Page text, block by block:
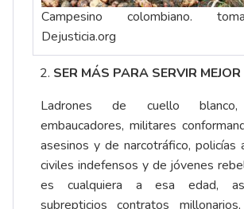
Campesino colombiano.
Dejusticia.org
SER MÁS PARA SERVIR MEJOR
Ladrones de cuello blanco,
embaucadores, militares
asesinos y de narcotráfico, policías
civiles indefensos y de jóvenes
es cualquiera a esa edad,
subrepticios contratos